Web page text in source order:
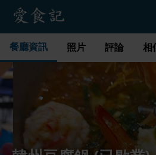
餐廳資訊 照片 評論 相